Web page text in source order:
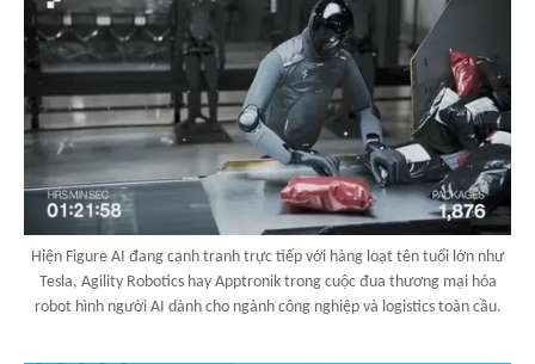
Hiện Figure AI đang cạnh tranh trực tiếp với hàng loạt tên tuổi lớn như
Tesla, Agility Robotics hay Apptronik trong cuộc đua thương mại hóa
robot hình người AI dành cho ngành công nghiệp và logistics toàn cầu.